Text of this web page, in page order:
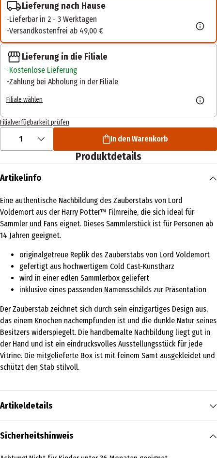
Lieferung nach Hause
Lieferbar in 2 - 3 Werktagen
Versandkostenfrei ab 49,00 €
Lieferung in die Filiale
Kostenlose Lieferung
Zahlung bei Abholung in der Filiale
Filiale wählen
Filialverfügbarkeit prüfen
1 In den Warenkorb
Produktdetails
Artikelinfo
Eine authentische Nachbildung des Zauberstabs von Lord
Voldemort aus der Harry Potter™ Filmreihe, die sich ideal für
Sammler und Fans eignet. Dieses Sammlerstück ist für Personen ab
14 Jahren geeignet.
originalgetreue Replik des Zauberstabs von Lord Voldemort
gefertigt aus hochwertigem Cold Cast-Kunstharz
wird in einer edlen Sammlerbox geliefert
inklusive eines passenden Namensschilds zur Präsentation
Der Zauberstab zeichnet sich durch sein einzigartiges Design aus,
das einem Knochen nachempfunden ist und die dunkle Natur seines
Besitzers widerspiegelt. Die handbemalte Nachbildung liegt gut in
der Hand und ist ein eindrucksvolles Ausstellungsstück für jede
Vitrine. Die mitgelieferte Box ist mit feinem Samt ausgekleidet und
schützt den Stab stilvoll.
Artikeldetails
Inhalt
Sicherheitshinweis